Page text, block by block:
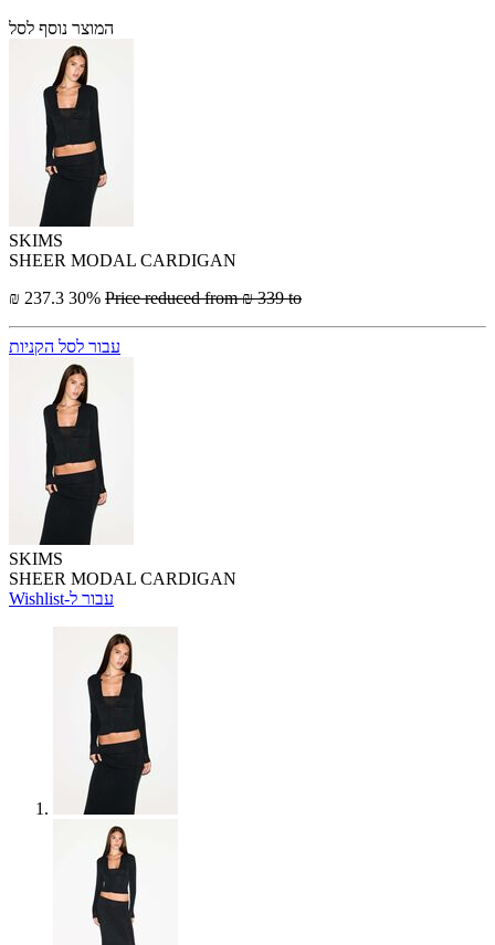
המוצר נוסף לסל
SKIMS
SHEER MODAL CARDIGAN
₪ 237.3 30% Price reduced from₪ 339 to
עבור לסל הקניות
SKIMS
SHEER MODAL CARDIGAN
Wishlist-עבור ל